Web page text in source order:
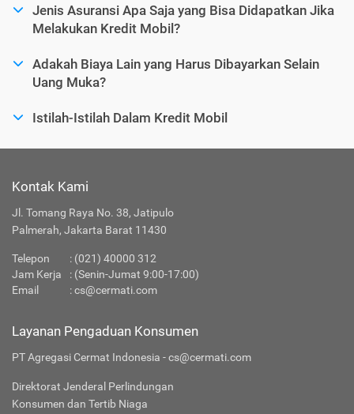
Jenis Asuransi Apa Saja yang Bisa Didapatkan Jika
Melakukan Kredit Mobil?
Adakah Biaya Lain yang Harus Dibayarkan Selain
Uang Muka?
Istilah-Istilah Dalam Kredit Mobil
Kontak Kami
Jl. Tomang Raya No. 38, Jatipulo
Palmerah, Jakarta Barat 11430
Telepon : (021) 40000 312
Jam Kerja
: (Senin-Jumat 9:00-17:00)
Email
:cs@cermati.com
Layanan Pengaduan Konsumen
PT Agregasi Cermat Indonesia - cs@cermati.com
Direktorat Jenderal Perlindungan
Konsumen dan Tertib Niaga